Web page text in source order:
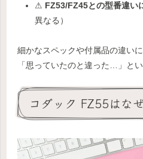
⚠ FZ53/FZ45との型番違い
異なる）
細かなスペックや付属品の違い
「思っていたのと違った…」と
コダック FZ55はな